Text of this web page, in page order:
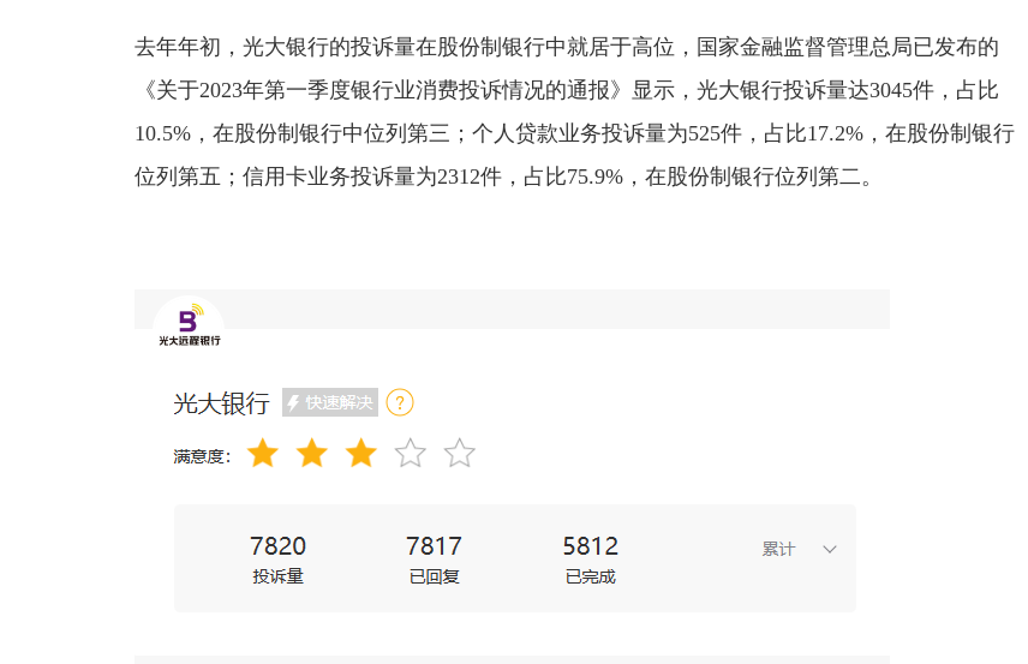
去年年初，光大银行的投诉量在股份制银行中就居于高位，国家金融监督管理总局已发布的
《关于2023年第一季度银行业消费投诉情况的通报》显示，光大银行投诉量达3045件，占比
10.5%，在股份制银行中位列第三；个人贷款业务投诉量为525件，占比17.2%，在股份制银行
位列第五；信用卡业务投诉量为2312件，占比75.9%，在股份制银行位列第二。